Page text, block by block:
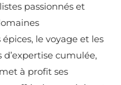
passionnés et
le voyage et les
d’expertise cumulée,
à profit ses